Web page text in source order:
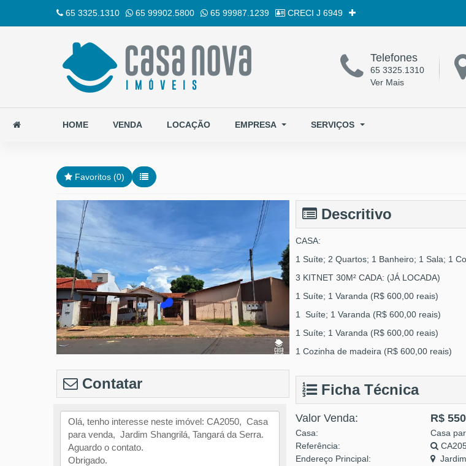
65 3325.1310 65 99902.5800 65 99987.1239 CRECI J 6949
Telefones
65 3325.1310
Ver Mais
HOME VENDA LOCAÇÃO EMPRESA SERVIÇOS
Favoritos (0)
Contatar
Descritivo
CASA:
1 Suíte; 2 Quartos; 1 Banheiro; 1 Sala; 1
3 KITNET 30M² CADA: (JÁ LOCADA)
1 Suíte; 1 Varanda (R$ 600,00 reais)
1 Suíte; 1 Varanda (R$ 600,00 reais)
1 Suíte; 1 Varanda (R$ 600,00 reais)
1 Cozinha de madeira (R$ 600,00 reais)
Ficha Técnica
Valor Venda: R$
Casa:
Casa
Referência:
Endereço Principal: